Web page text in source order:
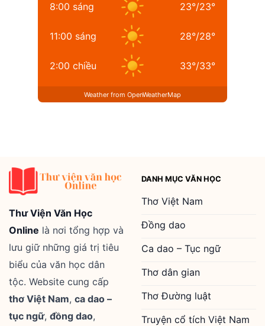
8:00 sáng 23°/23°
11:00 sáng 28°/28°
2:00 chiều 33°/33°
Weather from OpenWeatherMap
Thư Viện Văn Học
Online là nơi tổng hợp và
lưu giữ những giá trị tiêu
biểu của văn học dân
tộc. Website cung cấp
thơ Việt Nam, ca dao –
tục ngữ, đồng dao,
DANH MỤC VĂN HỌC
Thơ Việt Nam
Đồng dao
Ca dao – Tục ngữ
Thơ dân gian
Thơ Đường luật
Truyện cổ tích Việt Nam